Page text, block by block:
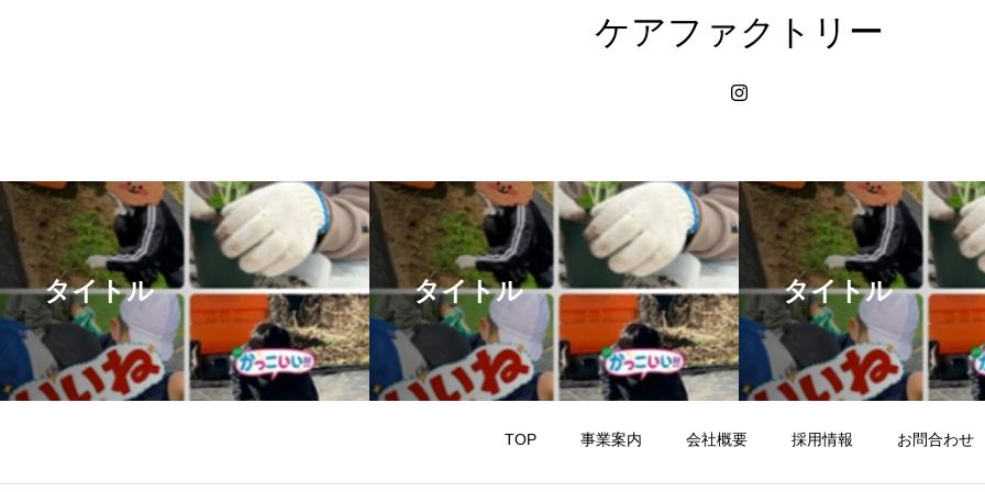
ケアファクトリー
タイトル タイトル タイトル
TOP 事業案内 会社概要 採用情報 お問合わせ